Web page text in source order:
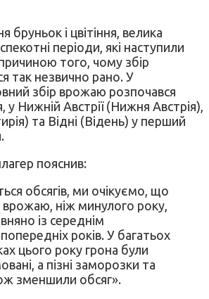
бруньок і цвітіння, велика
спекотні періоди, які наступили
того, чому збір
так незвично рано. У
збір врожаю розпочався
у Нижній Австрії (Нижня Австрія),
та Відні (Відень) у перший
пояснив:
обсягів, ми очікуємо, що
ніж минулого року,
із середнім
років. У багатьох
цього року грона були
а пізні заморозки та
зменшили обсяг».